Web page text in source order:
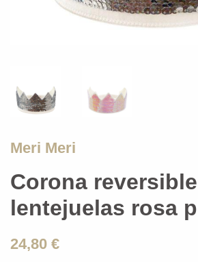
Meri Meri
Corona
lentejuelas rosa
24,80 €